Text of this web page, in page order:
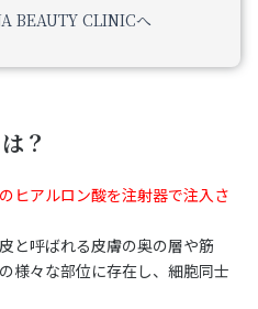
BEAUTY CLINICへ
？
ヒアルロン酸を注射器で注入さ
と呼ばれる皮膚の奥の層や筋
様々な部位に存在し、細胞同士